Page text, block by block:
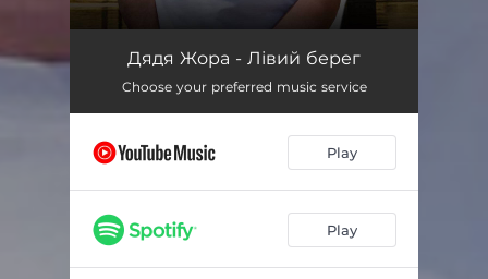
Лівий берег 03:19
Дядя Жора - Лівий берег
Choose your preferred music service
Play
Play